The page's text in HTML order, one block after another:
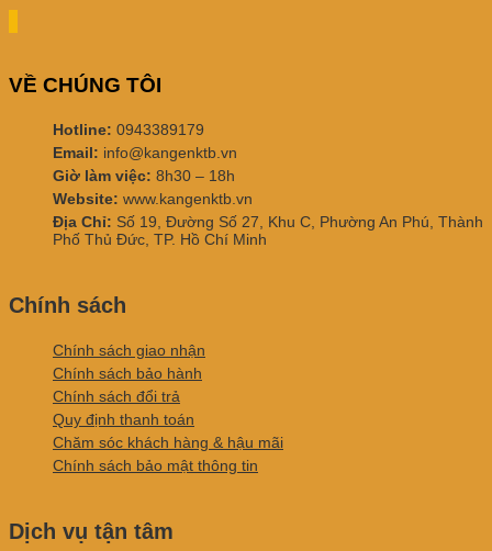
VỀ CHÚNG TÔI
Hotline: 0943389179
Email: info@kangenktb.vn
Giờ làm việc: 8h30 – 18h
Website: www.kangenktb.vn
Địa Chỉ: Số 19, Đường Số 27, Khu C, Phường An Phú, Thành
Phố Thủ Đức, TP. Hồ Chí Minh
Chính sách
Chính sách giao nhận
Chính sách bảo hành
Chính sách đổi trả
Quy định thanh toán
Chăm sóc khách hàng & hậu mãi
Chính sách bảo mật thông tin
Dịch vụ tận tâm